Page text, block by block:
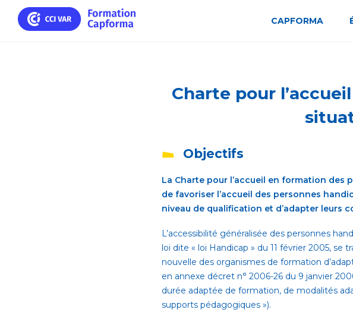
CAPFORMA
Charte pour
Objectifs
La Charte pour l’accueil en formation
de favoriser l’accueil des personnes
niveau de qualification et d’adapter leurs
L’accessibilité généralisée des personnes
loi dite « loi Handicap » du 11 février 2005,
nouvelle des organismes de formation
en annexe décret n° 2006-26 du 9 janvier
durée adaptée de formation, de modalités
supports pédagogiques »).